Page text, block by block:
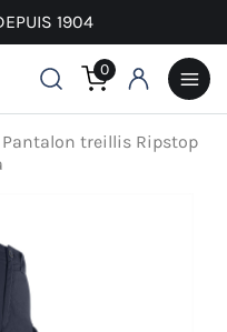
1904
0
Pantalon treillis Ripstop